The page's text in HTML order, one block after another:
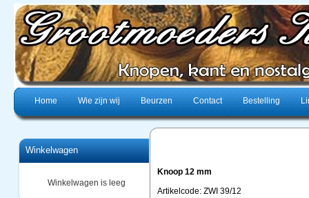
Home Wie zijn wij Beurzen Contact Bestelling
Winkelwagen
Winkelwagen is leeg
Knoop 12 mm
Artikelcode: ZWI 39/12